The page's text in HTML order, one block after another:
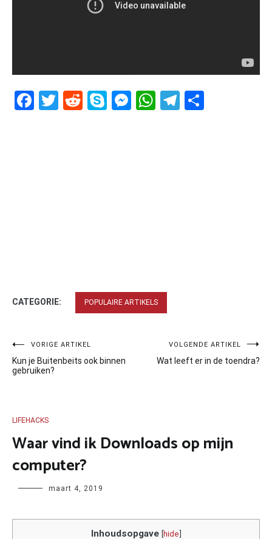
Facebook
Twitter
RedditSkypeMessenger
WhatsApp
Telegram
CATEGORIE: POPULAIRE ARTIKELS
Bericht
navigatie
VORIGE ARTIKEL
Kun je Buitenbeits ook binnen
gebruiken?
VOLGENDE ARTIKEL
Wat leeft er in de toendra?
LIFEHACKS
Waar vind ik Downloads op mijn
computer?
Author maart 4, 2019
Inhoudsopgave [hide]